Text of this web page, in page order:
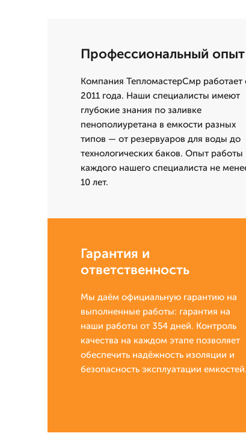
Профессиональный опыт
Компания ТепломастерСмр работает
2011 года. Наши специалисты имеют
глубокие знания по заливке
пенополиуретана в емкости разных
типов — от резервуаров для воды до
технологических баков. Опыт работы
каждого нашего специалиста не
10 лет.
Гарантия и
ответственность
Мы даём официальную гарантию на
выполненные работы: гарантия на
наши работы от 354 дней. Контроль
качества на каждом этапе позволяет
обеспечить надёжность изоляции и
безопасность эксплуатации емкостей.